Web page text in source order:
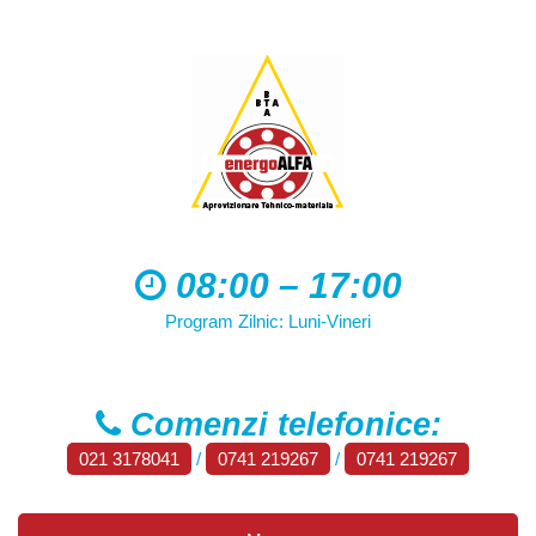
08:00 – 17:00
Program Zilnic: Luni-Vineri
Comenzi telefonice:
021 3178041 / 0741 219267 / 0741 219267